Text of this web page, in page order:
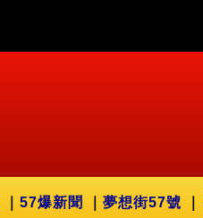
57爆新聞 夢想街57號